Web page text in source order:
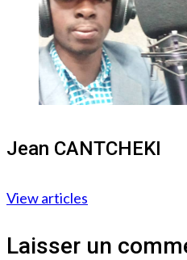
Jean CANTCHEKI
View articles
Laisser un